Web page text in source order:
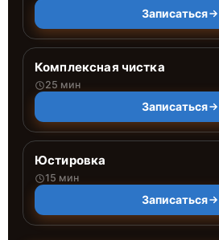
Записаться
Комплексная чистка
25 мин
Записаться
Юстировка
15 мин
Записаться